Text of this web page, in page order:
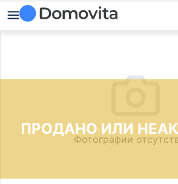
ПРОДАНО ИЛИ
Фотографии